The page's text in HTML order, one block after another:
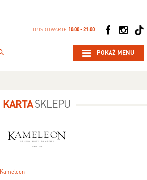
DZIŚ OTWARTE 10:00 - 21:00
POKAŻ MENU
KARTASKLEPU
Kameleon